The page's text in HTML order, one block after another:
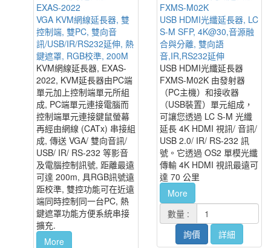
EXAS-2022
VGA KVM網線延長器, 雙
控制端, 雙PC, 雙向音
訊/USB/IR/RS232延伸, 熱
鍵遮罩, RGB校準, 200M
KVM網線延長器, EXAS-
2022, KVM延長器由PC端
單元加上控制端單元所組
成, PC端單元連接電腦而
控制端單元連接鍵鼠螢幕
再經由網線 (CATx) 串接組
成, 傳送 VGA/ 雙向音訊/
USB/ IR/ RS-232 等影音
及電腦控制訊號, 距離最遠
可達 200m, 具RGB訊號遠
距校準, 雙控功能可在近遠
端同時控制同一台PC, 熱
鍵遮罩功能方便系統串接
擴充.
More
FXMS-M02K
USB HDMI光纖延長器, LC
S-M SFP, 4K@30,音源融
合與分離, 雙向語
音,IR,RS232延伸
USB HDMI光纖延長器
FXMS-M02K 由發射器
（PC主機）和接收器
（USB裝置）單元組成，
可讓您透過 LC S-M 光纖
延長 4K HDMI 視訊/ 音訊/
USB 2.0/ IR/ RS-232 訊
號。它透過 OS2 單模光纖
傳輸 4K HDMI 視訊最遠可
達 70 公里
More
數量 :
詢價
詳細